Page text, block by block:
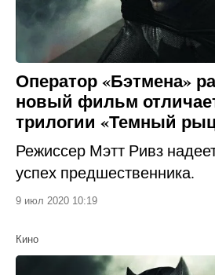
Оператор «Бэтмена»
новый фильм
трилогии «Темный
Режиссер Мэтт Ривз
успех предшественника.
9 июл 2020 10:19
Кино